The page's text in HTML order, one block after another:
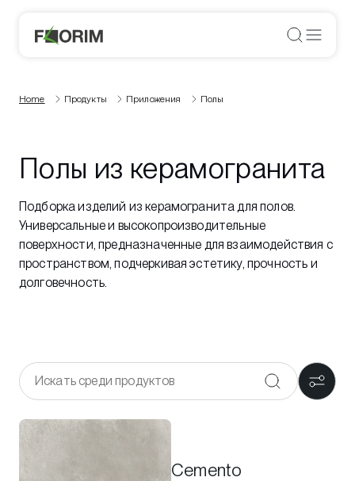
Home Продукты Приложения Полы
Полы из керамогранита
Подборка изделий из керамогранита для полов.
Универсальные и высокопроизводительные
поверхности, предназначенные для взаимодействия с
пространством, подчеркивая эстетику, прочность и
долговечность.
Cemento